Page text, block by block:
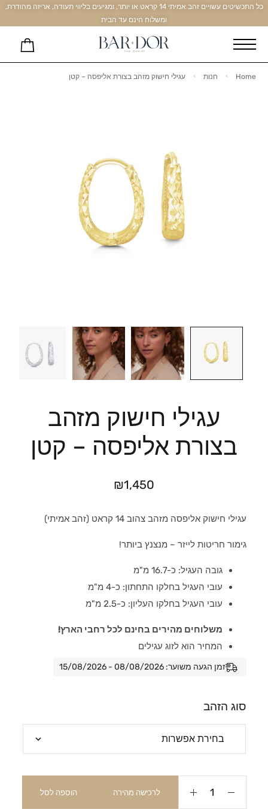
כל התכשיטים עשויים זהב אמיתי 14 קראט או יותר, ומגיעים בליווי תעודה, אריזה מהודרת,
ומשלוח חינם עד הבית
Home חנות עגילי חישוק מזהב בצורת אליפסה – קטן
עגילי חישוק מזהב
בצורת אליפסה – קטן
₪1,450
עגילי חישוק אליפסה מזהב צהוב 14 קראט (זהב אמיתי)
גימור חריטות לייזר – מנצנץ ביותר!
גובה העגיל: כ-16.7 מ"מ
עובי העגיל בחלקו התחתון: כ-4 מ"מ
עובי העגיל בחלקו העליון: כ-2.5 מ"מ
משלוחים מהירים בחינם לכל רחבי הארץ!
המחיר הוא לזוג עגילים
זמן הגעה משוער: 08/08/2026 - 15/08/2026
סוג הזהב
לרכישה מהירה הוספה לסל